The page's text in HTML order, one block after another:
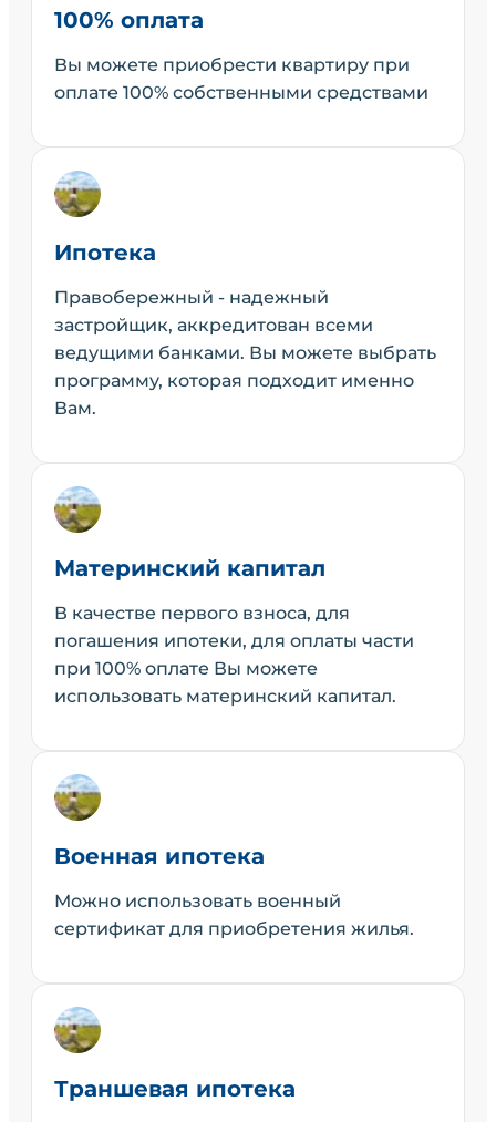
100% оплата
Вы можете приобрести квартиру при
оплате 100% собственными средствами
Ипотека
Правобережный - надежный
застройщик, аккредитован всеми
ведущими банками. Вы можете выбрать
программу, которая подходит именно
Вам.
Материнский капитал
В качестве первого взноса, для
погашения ипотеки, для оплаты части
при 100% оплате Вы можете
использовать материнский капитал.
Военная ипотека
Можно использовать военный
сертификат для приобретения жилья.
Траншевая ипотека